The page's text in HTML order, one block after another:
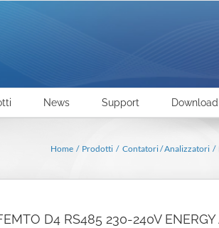
News Support Download
Home Prodotti Contatori / Analizzatori
D4 RS485 230-240V ENERGY